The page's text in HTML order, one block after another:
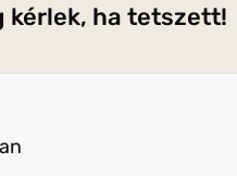
kérlek, ha tetszett!